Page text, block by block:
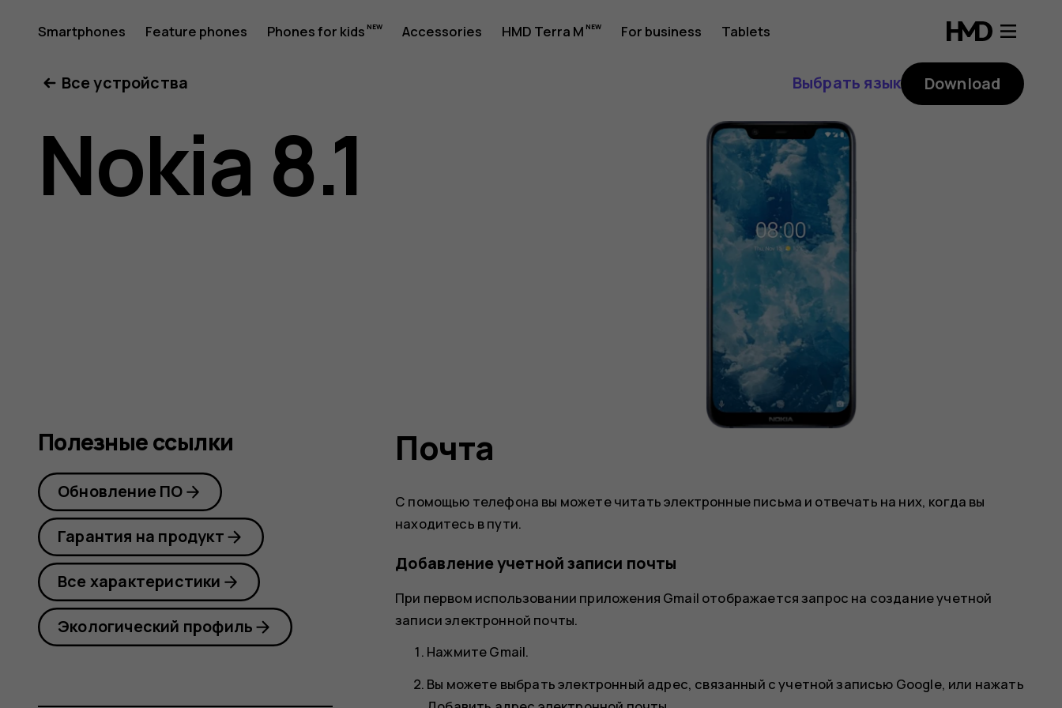
Nokia
8.1
user
Smartphones Feature phones Phones for kids Accessories HMD Terra M For business Tablets
Все устройства Выбрать язык Download
Nokia 8.1
Почта
С помощью телефона вы можете читать электронные письма и отвечать на них, когда вы
находитесь в пути.
Добавление учетной записи почты
При первом использовании приложения Gmail отображается запрос на создание учетной
записи электронной почты.
НажмитеGmail.
Вы можете выбрать электронный адрес, связанный с учетной записью Google, или нажать
Полезные ссылки
Обновление ПО
Гарантия на продукт
Все характеристики
Экологический профиль